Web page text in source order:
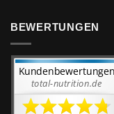
BEWERTUNGEN